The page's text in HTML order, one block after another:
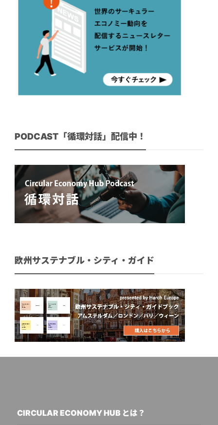
PODCAST「循環対話」配信中！
欧州サステナブル・シティ・ガイド
CIRCULAR ECONOMY HUB とは？